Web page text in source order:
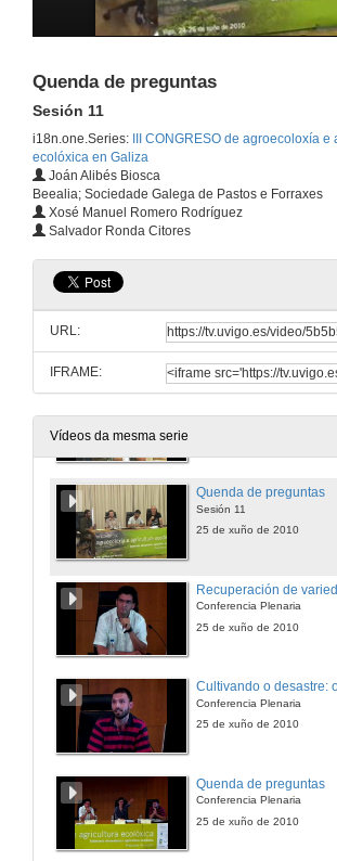
Quenda de preguntas
Sesión 11
i18n.one.Series:
III CONGRESO de agroecoloxía e
ecolóxica en Galiza
Joán Alibés Biosca
Beealia; Sociedade Galega de Pastos e Forraxes
Xosé Manuel Romero Rodríguez
Salvador Ronda Citores
URL:
IFRAME:
Vídeos da mesma serie
Sesión 10
25 de xuño de 2010
Sesión 11
Sesión 11
25 de xuño de 2010
Quenda de preguntas
Sesión 11
25 de xuño de 2010
Conferencia Plenaria
25 de xuño de 2010
Conferencia Plenaria
25 de xuño de 2010
Quenda de preguntas
Conferencia Plenaria
25 de xuño de 2010